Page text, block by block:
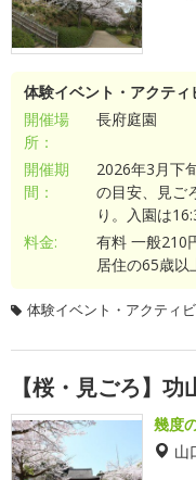
体験イベント・アクテ
開催場
所：
長府庭園
開催期
間：
2026年3月下
の目安、見ご
り。入園は
料金:
有料 一般210
居住の65歳以
体験イベント・アクティ
【桜・見ごろ】功
幾度
山